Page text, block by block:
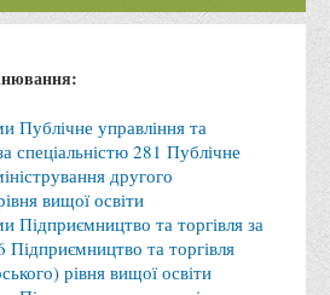
інформації
діям
Публічне управління та
спеціальністю 281 Публічне
другого
вищої освіти
Підприємництво та торгівля за
Підприємництво та торгівля
рівня вищої освіти